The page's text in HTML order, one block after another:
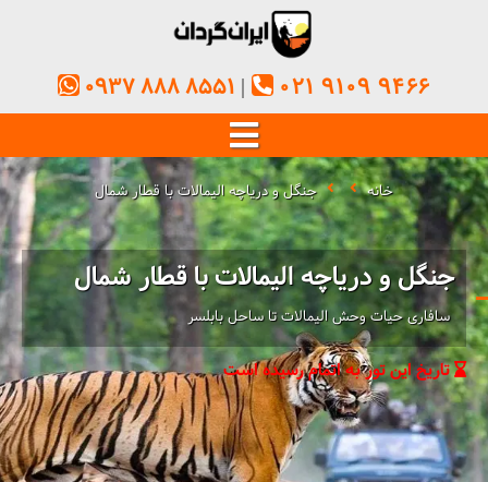
021 9109 9466
0937 888 8551
خانه جنگل و دریاچه الیمالات با قطار شمال
جنگل و دریاچه الیمالات با قطار شمال
سافاری حیات وحش الیمالات تا ساحل بابلسر
تاریخ این تور به اتمام رسیده است